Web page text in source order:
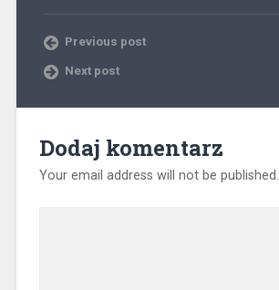
Previous post
Next post
Dodaj komentarz
Your email address will not be published.